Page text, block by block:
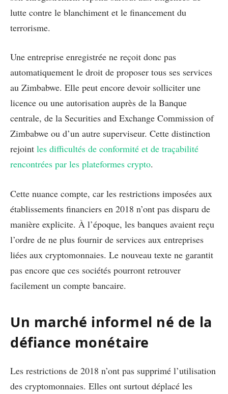
lutte contre le blanchiment et le financement du
terrorisme.
Une entreprise enregistrée ne reçoit donc pas
automatiquement le droit de proposer tous ses services
au Zimbabwe. Elle peut encore devoir solliciter une
licence ou une autorisation auprès de la Banque
centrale, de la Securities and Exchange Commission of
Zimbabwe ou d’un autre superviseur. Cette distinction
rejoint les difficultés de conformité et de traçabilité
rencontrées par les plateformes crypto.
Cette nuance compte, car les restrictions imposées aux
établissements financiers en 2018 n’ont pas disparu de
manière explicite. À l’époque, les banques avaient reçu
l’ordre de ne plus fournir de services aux entreprises
liées aux cryptomonnaies. Le nouveau texte ne garantit
pas encore que ces sociétés pourront retrouver
facilement un compte bancaire.
Un marché informel né de la
défiance monétaire
Les restrictions de 2018 n’ont pas supprimé l’utilisation
des cryptomonnaies. Elles ont surtout déplacé les